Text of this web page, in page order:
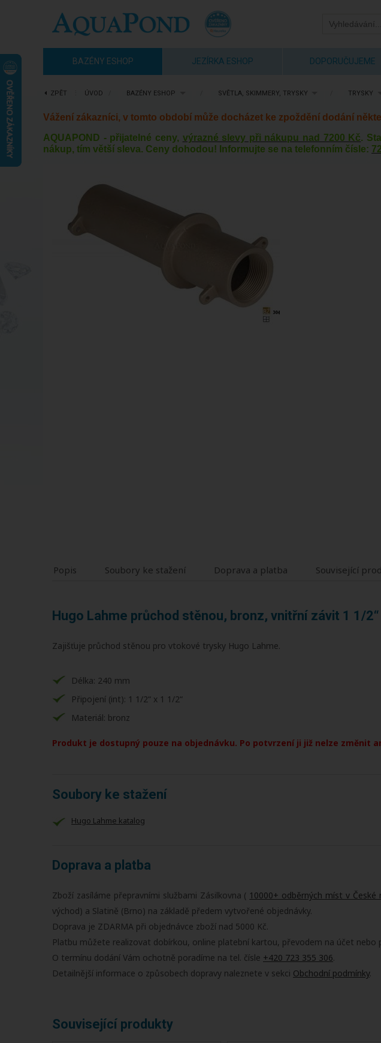
BAZÉNY ESHOP JEZÍRKA ESHOP DOPORUČUJEME
ZPĚT ÚVOD BAZÉNY ESHOP SVĚTLA, SKIMMERY, TRYSKY TRYSKY
Vážení zákazníci, v tomto období může docházet ke zpoždění dodání
AQUAPOND - přijatelné ceny, výrazné slevy při nákupu nad 7200 Kč.
nákup, tím větší sleva. Ceny dohodou! Informujte se na telefonním čísle:
Popis Soubory ke stažení Doprava a platba Související
Hugo Lahme průchod stěnou, bronz, vnitřní závit 1 1/
Zajišťuje průchod stěnou pro vtokové trysky Hugo Lahme.
Délka: 240 mm
Připojení (int): 1 1/2“ x 1 1/2“
Materiál: bronz
Produkt je dostupný pouze na objednávku. Po potvrzení ji již nelze změnit
Soubory ke stažení
Hugo Lahme katalog
Doprava a platba
Zboží zasíláme přepravními službami Zásilkovna ( 10000+ odběrných míst v České
východ) a Slatině (Brno) na základě předem vytvořené objednávky.
Doprava je ZDARMA při objednávce zboží nad 5000 Kč.
Platbu můžete realizovat dobírkou, online platební kartou, převodem na účet
O termínu dodání Vám ochotně poradíme na tel. čísle +420 723 355 306.
Detailnější informace o způsobech dopravy naleznete v sekci Obchodní podmínky.
Související produkty